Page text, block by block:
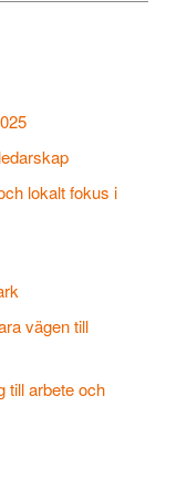
lokalt fokus i
vägen till
till arbete och